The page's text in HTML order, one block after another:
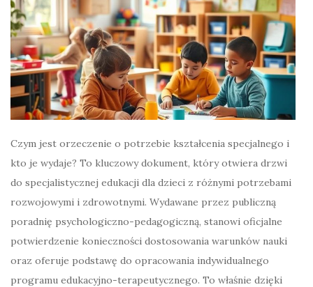
Czym jest orzeczenie o potrzebie kształcenia specjalnego i
kto je wydaje? To kluczowy dokument, który otwiera drzwi
do specjalistycznej edukacji dla dzieci z różnymi potrzebami
rozwojowymi i zdrowotnymi. Wydawane przez publiczną
poradnię psychologiczno-pedagogiczną, stanowi oficjalne
potwierdzenie konieczności dostosowania warunków nauki
oraz oferuje podstawę do opracowania indywidualnego
programu edukacyjno-terapeutycznego. To właśnie dzięki